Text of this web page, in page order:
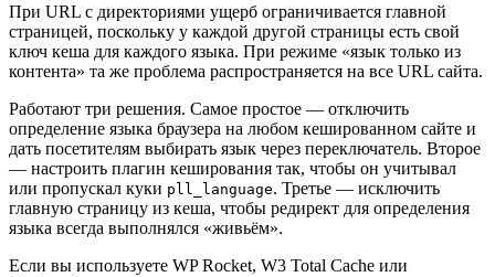
При URL с директориями ущерб ограничивается главной
страницей, поскольку у каждой другой страницы есть свой
ключ кеша для каждого языка. При режиме «язык только из
контента» та же проблема распространяется на все URL сайта.
Работают три решения. Самое простое — отключить
определение языка браузера на любом кешированном сайте и
дать посетителям выбирать язык через переключатель. Второе
— настроить плагин кеширования так, чтобы он учитывал
или пропускал куки pll_language. Третье — исключить
главную страницу из кеша, чтобы редирект для определения
языка всегда выполнялся «живьём».
Если вы используете WP Rocket, W3 Total Cache или